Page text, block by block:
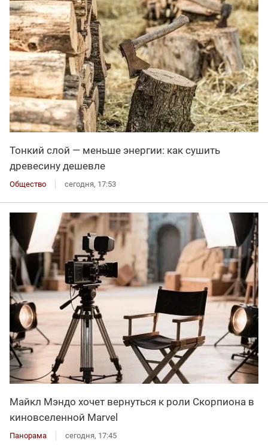
Тонкий слой — меньше энергии: как сушить
древесину дешевле
Общество сегодня, 17:53
Майкл Мэндо хочет вернуться к роли Скорпиона в
киновселенной Marvel
Панорама сегодня, 17:45